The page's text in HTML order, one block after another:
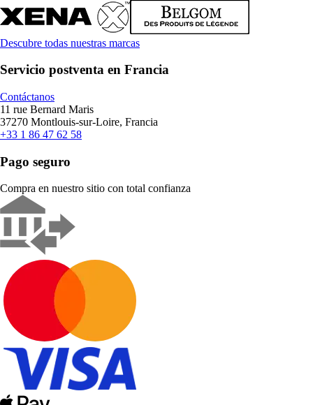
Descubre todas nuestras marcas
Servicio postventa en Francia
Contáctanos
11 rue Bernard Maris
37270 Montlouis-sur-Loire, Francia
+33 1 86 47 62 58
Pago seguro
Compra en nuestro sitio con total confianza